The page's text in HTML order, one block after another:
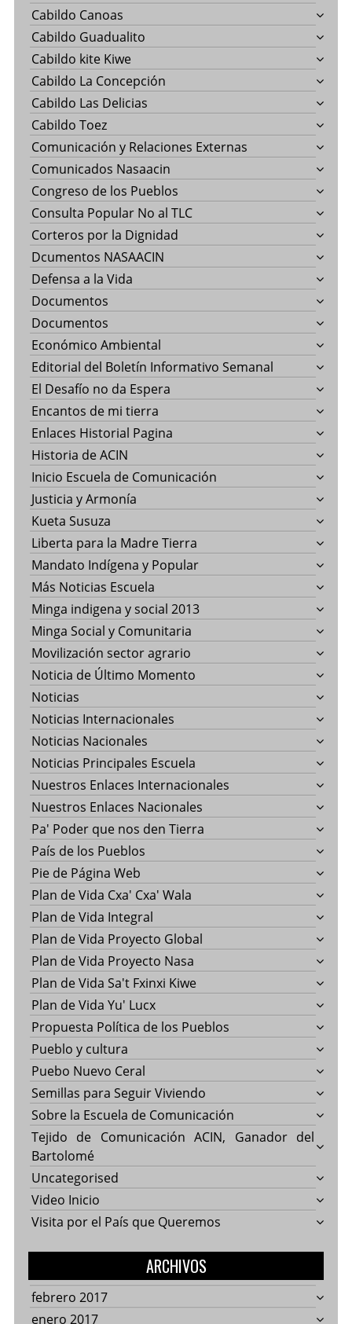
Cabildo Canoas
Cabildo Guadualito
Cabildo kite Kiwe
Cabildo La Concepción
Cabildo Las Delicias
Cabildo Toez
Comunicación y Relaciones Externas
Comunicados Nasaacin
Congreso de los Pueblos
Consulta Popular No al TLC
Corteros por la Dignidad
Dcumentos NASAACIN
Defensa a la Vida
Documentos
Documentos
Económico Ambiental
Editorial del Boletín Informativo Semanal
El Desafío no da Espera
Encantos de mi tierra
Enlaces Historial Pagina
Historia de ACIN
Inicio Escuela de Comunicación
Justicia y Armonía
Kueta Susuza
Liberta para la Madre Tierra
Mandato Indígena y Popular
Más Noticias Escuela
Minga indigena y social 2013
Minga Social y Comunitaria
Movilización sector agrario
Noticia de Último Momento
Noticias
Noticias Internacionales
Noticias Nacionales
Noticias Principales Escuela
Nuestros Enlaces Internacionales
Nuestros Enlaces Nacionales
Pa' Poder que nos den Tierra
País de los Pueblos
Pie de Página Web
Plan de Vida Cxa' Cxa' Wala
Plan de Vida Integral
Plan de Vida Proyecto Global
Plan de Vida Proyecto Nasa
Plan de Vida Sa't Fxinxi Kiwe
Plan de Vida Yu' Lucx
Propuesta Política de los Pueblos
Pueblo y cultura
Puebo Nuevo Ceral
Semillas para Seguir Viviendo
Sobre la Escuela de Comunicación
Tejido de Comunicación ACIN, Ganador del
Bartolomé
Uncategorised
Video Inicio
Visita por el País que Queremos
ARCHIVOS
febrero 2017
enero 2017